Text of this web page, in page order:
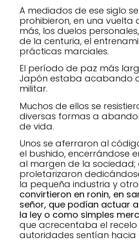
A mediados de ese siglo
prohibieron, en una vuelta
más, los duelos
de la centuria, el
prácticas marciales.
El período de paz más
Japón estaba acabando
militar.
Muchos de ellos se
diversas formas a
de vida.
Unos se aferraron al
el bushido, encerrándose
al margen de la sociedad;
proletarizaron
la pequeña industria y
convirtieron en ronin, en
señor, que podían actuar
la ley o como simples
que acrecentaba el recelo
autoridades sentían hacia